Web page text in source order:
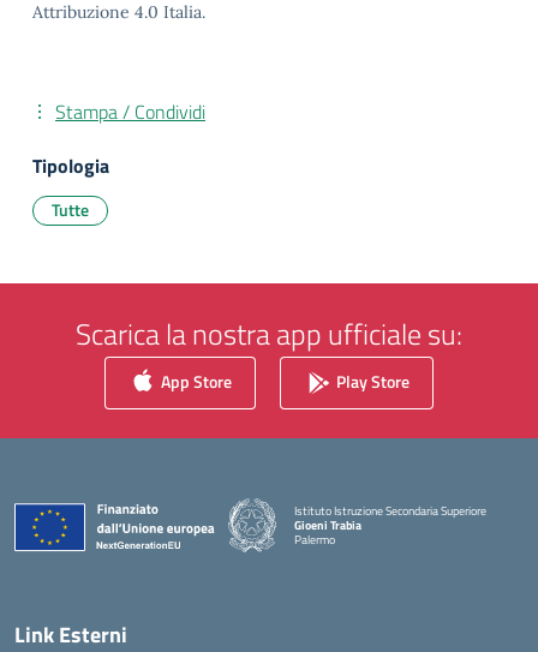
Attribuzione 4.0 Italia.
Stampa / Condividi
Tipologia
Tutte
Scarica la nostra app ufficiale su:
App Store Play Store
Istituto Istruzione Secondaria Superiore
Gioeni Trabia
Palermo
Link Esterni